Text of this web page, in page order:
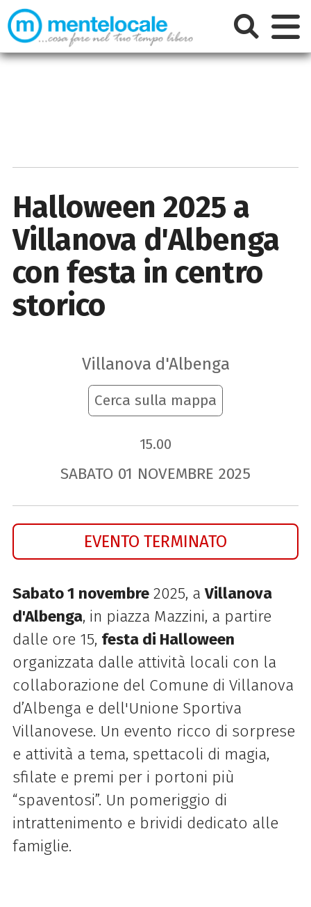
Halloween 2025 a
Villanova d'Albenga
con festa in centro
storico
Villanova d'Albenga
Cerca sulla mappa
15.00
SABATO 01 NOVEMBRE 2025
EVENTO TERMINATO
Sabato 1 novembre2025, aVillanova
d'Albenga, in piazza Mazzini, a partire
dalle ore 15, festa di Halloween
organizzata dalle attività locali con la
collaborazione del Comune di Villanova
d’Albenga e dell'Unione Sportiva
Villanovese. Un evento ricco di sorprese
e attività a tema, spettacoli di magia,
sfilate e premi per i portoni più
“spaventosi”. Un pomeriggio di
intrattenimento e brividi dedicato alle
famiglie.